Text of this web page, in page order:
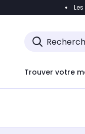
Accéder
Trouver votre